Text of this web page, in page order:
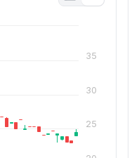
25
30
35